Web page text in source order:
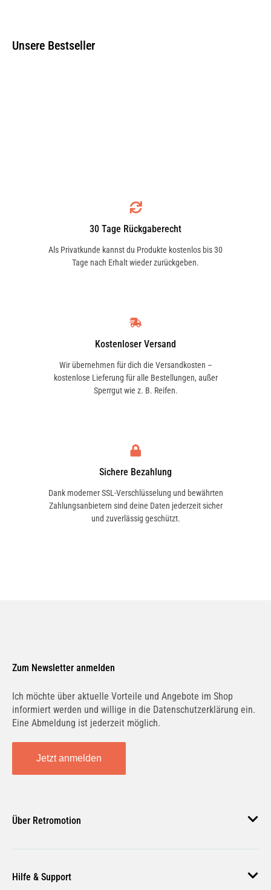
Unsere Bestseller
30 Tage Rückgaberecht
Als Privatkunde kannst du Produkte kostenlos bis 30
Tage nach Erhalt wieder zurückgeben.
Kostenloser Versand
Wir übernehmen für dich die Versandkosten –
kostenlose Lieferung für alle Bestellungen, außer
Sperrgut wie z. B. Reifen.
Sichere Bezahlung
Dank moderner SSL-Verschlüsselung und bewährten
Zahlungsanbietern sind deine Daten jederzeit sicher
und zuverlässig geschützt.
Zum Newsletter anmelden
Ich möchte über aktuelle Vorteile und Angebote im Shop
informiert werden und willige in die Datenschutzerklärung ein.
Eine Abmeldung ist jederzeit möglich.
Jetzt anmelden
Über Retromotion
Unsere Jobs
Hilfe & Support